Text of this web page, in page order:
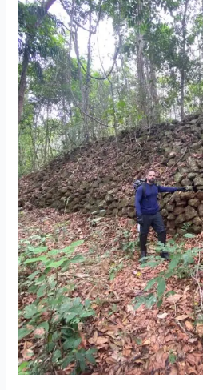
Enigmas
Conduz
Expedição
a
Suposta
Cidade
Perdida
na
Amazônia